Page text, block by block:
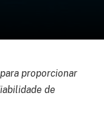
proporcionar
de